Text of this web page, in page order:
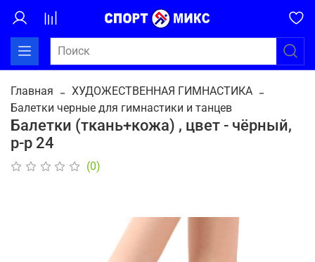
Главная
ХУДОЖЕСТВЕННАЯ ГИМНАСТИКА
Балетки черные для гимнастики и танцев
Балетки (ткань+кожа) , цвет - чёрный,
р-р 24
(0)